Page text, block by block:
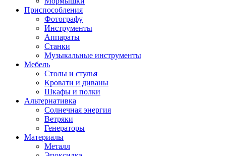
Приспособления
Фотографу
Инструменты
Аппараты
Станки
Музыкальные инструменты
Мебель
Столы и стулья
Кровати и диваны
Шкафы и полки
Альтернативка
Солнечная энергия
Ветряки
Генераторы
Материалы
Металл